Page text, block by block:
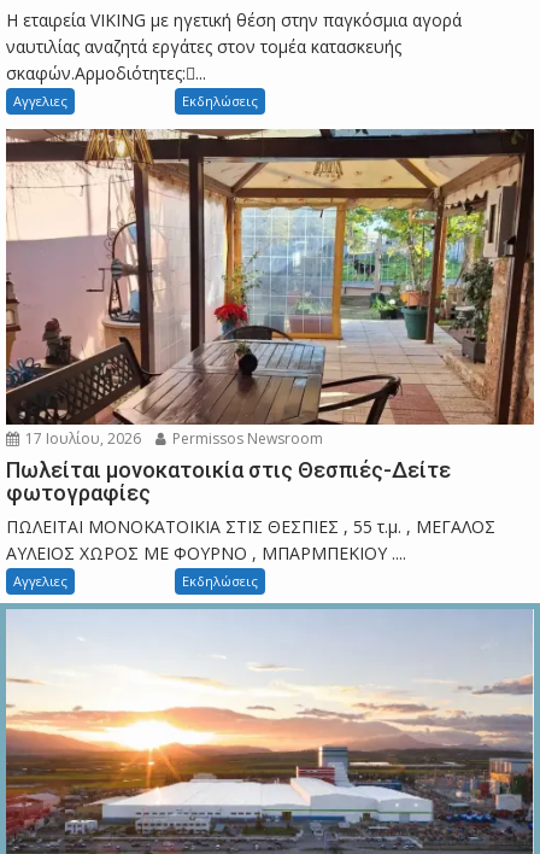
Η εταιρεία VIKING με ηγετική θέση στην παγκόσμια αγορά
ναυτιλίας αναζητά εργάτες στον τομέα κατασκευής
σκαφών.Αρμοδιότητες:...
Αγγελιες Εκδηλώσεις
17 Ιουλίου, 2026 Permissos Newsroom
Πωλείται μονοκατοικία στις Θεσπιές-Δείτε
φωτογραφίες
ΠΩΛΕΙΤΑΙ ΜΟΝΟΚΑΤΟΙΚΙΑ ΣΤΙΣ ΘΕΣΠΙΕΣ , 55 τ.μ. , ΜΕΓΑΛΟΣ
ΑΥΛΕΙΟΣ ΧΩΡΟΣ ΜΕ ΦΟΥΡΝΟ , ΜΠΑΡΜΠΕΚΙΟΥ ....
Αγγελιες Εκδηλώσεις